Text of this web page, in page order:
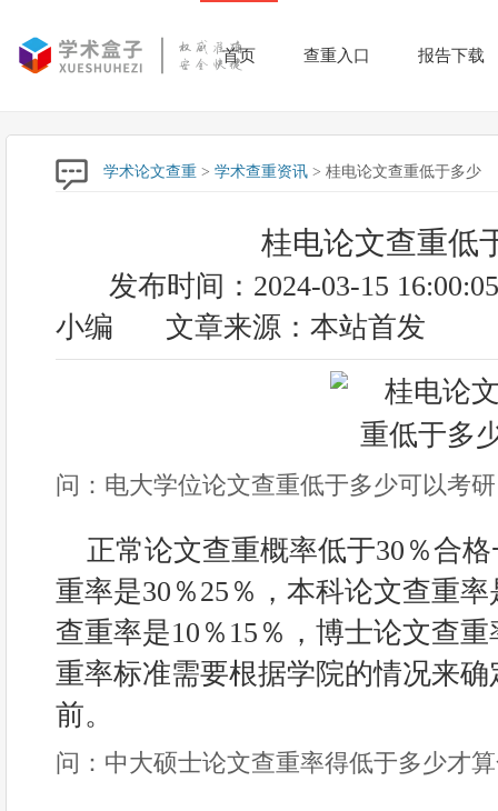
首页 查重入口 报告下载
学术论文查重 > 学术查重资讯 > 桂电论文查重低于多少
桂电论文查重低
发布时间：2024-03-15 16:00:05
小编
文章来源：本站首发
问：电大学位论文查重低于多少可以考研
正常论文查重概率低于30％合
重率是30％25％，本科论文查重
查重率是10％15％，博士论文查
重率标准需要根据学院的情况来
前。
问：中大硕士论文查重率得低于多少才